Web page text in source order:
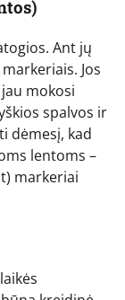
Ant jų
Jos
mokosi
spalvos ir
dėmesį, kad
lentoms –
markeriai